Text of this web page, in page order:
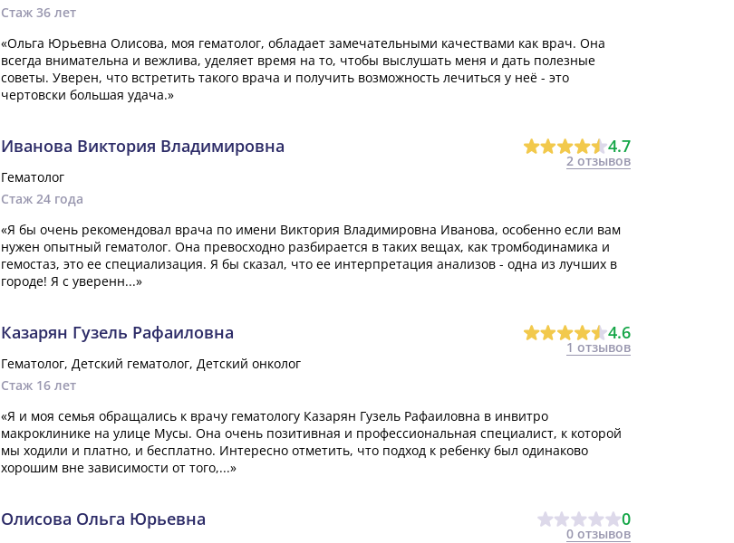
Стаж 36 лет
«Ольга Юрьевна Олисова, моя гематолог, обладает замечательными качествами как врач. Она
всегда внимательна и вежлива, уделяет время на то, чтобы выслушать меня и дать полезные
советы. Уверен, что встретить такого врача и получить возможность лечиться у неё - это
чертовски большая удача.»
Иванова Виктория Владимировна 4.7
2 отзывов
Гематолог
Стаж 24 года
«Я бы очень рекомендовал врача по имени Виктория Владимировна Иванова, особенно если вам
нужен опытный гематолог. Она превосходно разбирается в таких вещах, как тромбодинамика и
гемостаз, это ее специализация. Я бы сказал, что ее интерпретация анализов - одна из лучших в
городе! Я с уверенн...»
Казарян Гузель Рафаиловна 4.6
1 отзывов
Гематолог, Детский гематолог, Детский онколог
Стаж 16 лет
«Я и моя семья обращались к врачу гематологу Казарян Гузель Рафаиловна в инвитро
макроклинике на улице Мусы. Она очень позитивная и профессиональная специалист, к которой
мы ходили и платно, и бесплатно. Интересно отметить, что подход к ребенку был одинаково
хорошим вне зависимости от того,...»
Олисова Ольга Юрьевна 0
0 отзывов